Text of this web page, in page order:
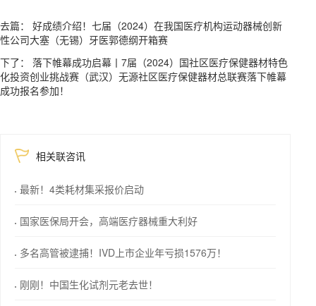
去篇： 好成绩介绍！七届（2024）在我国医疗机构运动器械创新
性公司大塞（无锡）牙医郭德纲开箱赛
下了： 落下帷幕成功启幕丨7届（2024）国社区医疗保健器材特色
化投资创业挑战赛（武汉）无源社区医疗保健器材总联赛落下帷幕
成功报名参加！
相关联咨讯
最新！4类耗材集采报价启动
国家医保局开会，高端医疗器械重大利好
多名高管被逮捕！IVD上市企业年亏损1576万！
刚刚！中国生化试剂元老去世！